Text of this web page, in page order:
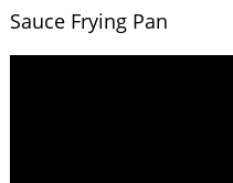
Sauce Frying Pan